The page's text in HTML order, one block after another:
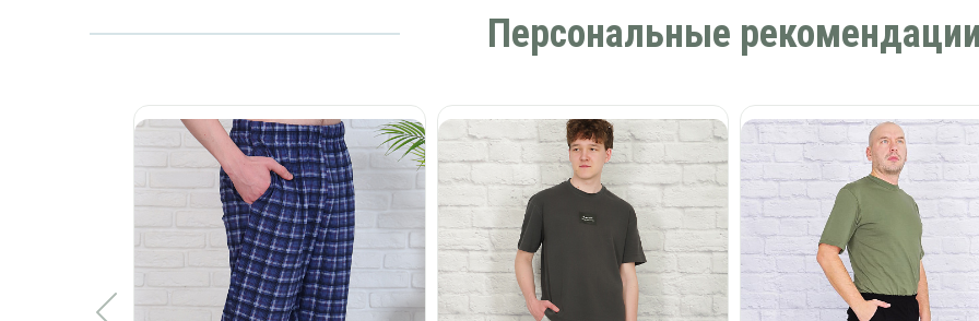
Персональные рекомендации